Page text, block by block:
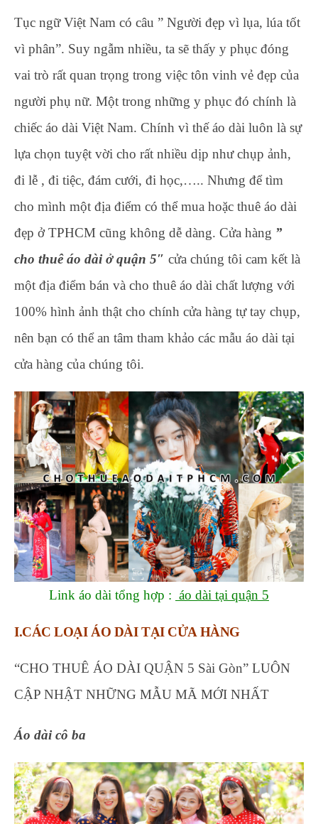
Tục ngữ Việt Nam có câu ” Người đẹp vì lụa, lúa tốt
vì phân”. Suy ngẫm nhiều, ta sẽ thấy y phục đóng
vai trò rất quan trọng trong việc tôn vinh vẻ đẹp của
người phụ nữ. Một trong những y phục đó chính là
chiếc áo dài Việt Nam. Chính vì thế áo dài luôn là sự
lựa chọn tuyệt vời cho rất nhiều dịp như chụp ảnh,
đi lễ , đi tiệc, đám cưới, đi học,….. Nhưng để tìm
cho mình một địa điểm có thể mua hoặc thuê áo dài
đẹp ở TPHCM cũng không dễ dàng. Cửa hàng ”
cho thuê áo dài ở quận 5″ cửa chúng tôi cam kết là
một địa điểm bán và cho thuê áo dài chất lượng với
100% hình ảnh thật cho chính cửa hàng tự tay chụp,
nên bạn có thể an tâm tham khảo các mẫu áo dài tại
cửa hàng của chúng tôi.
Link áo dài tổng hợp : áo dài tại quận 5
I.CÁC LOẠI ÁO DÀI TẠI CỬA HÀNG
“CHO THUÊ ÁO DÀI QUẬN 5 Sài Gòn” LUÔN
CẬP NHẬT NHỮNG MẪU MÃ MỚI NHẤT
Áo dài cô ba